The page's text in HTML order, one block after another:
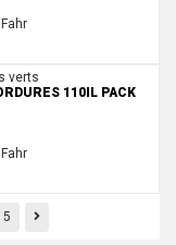
verts
110IL PACK
5 Previous